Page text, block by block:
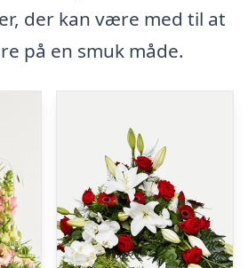
der kan være med til at
på en smuk måde.